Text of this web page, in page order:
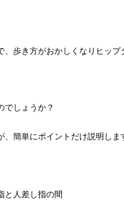
歩き方がおかしくなりヒップ
でしょうか？
簡単にポイントだけ説明しま
と人差し指の間